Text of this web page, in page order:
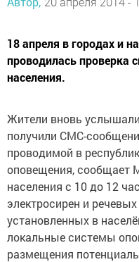
18 апреля в городах и
проводилась проверка
населения.
Жители вновь услышали
получили СМС-
проводимой в
оповещения, сообщает
населения с 10 до 12
электросирен и
установленных в
локальные системы
размещения